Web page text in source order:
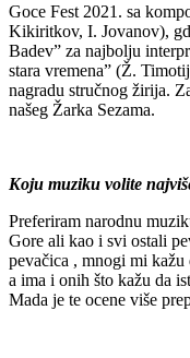
Goce Fest 2021. sa
Kikiritkov, I. Jovanov),
Badev” za najbolju
stara vremena” (Ž.
nagradu stručnog žirija.
našeg Žarka Sezama.
Koju muziku volite
Preferiram narodnu
Gore ali kao i svi ostali
pevačica , mnogi mi kažu
a ima i onih što kažu da
Mada je te ocene više